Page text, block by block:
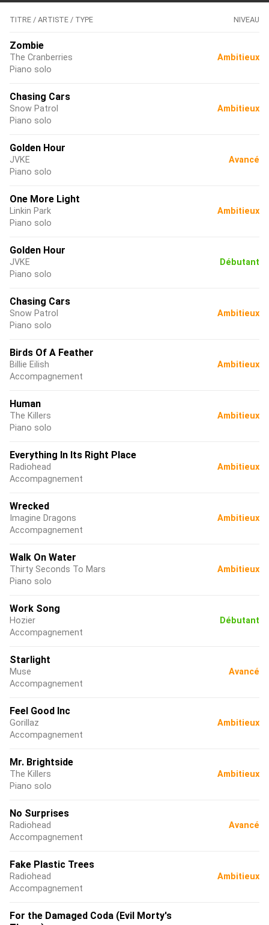
TITRE / ARTISTE / TYPE NIVEAU
Zombie
The Cranberries
Piano solo
Ambitieux
Chasing Cars
Snow Patrol
Piano solo
Ambitieux
Golden Hour
JVKE
Piano solo
Avancé
One More Light
Linkin Park
Piano solo
Ambitieux
Golden Hour
JVKE
Piano solo
Débutant
Chasing Cars
Snow Patrol
Piano solo
Ambitieux
Birds Of A Feather
Billie Eilish
Accompagnement
Ambitieux
Human
The Killers
Piano solo
Ambitieux
Everything In Its Right Place
Radiohead
Accompagnement
Ambitieux
Wrecked
Imagine Dragons
Accompagnement
Ambitieux
Walk On Water
Thirty Seconds To Mars
Piano solo
Ambitieux
Work Song
Hozier
Accompagnement
Débutant
Starlight
Muse
Accompagnement
Avancé
Feel Good Inc
Gorillaz
Accompagnement
Ambitieux
Mr. Brightside
The Killers
Piano solo
Ambitieux
No Surprises
Radiohead
Accompagnement
Avancé
Fake Plastic Trees
Radiohead
Accompagnement
Ambitieux
For the Damaged Coda (Evil Morty's